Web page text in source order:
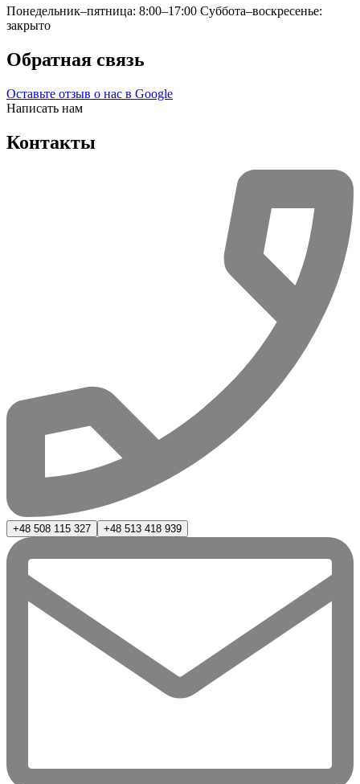
Понедельник–пятница: 8:00–17:00 Суббота–воскресенье:
закрыто
Обратная связь
Оставьте отзыв о нас в Google
Написать нам
Контакты
+48 508 115 327 +48 513 418 939